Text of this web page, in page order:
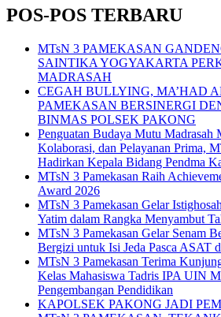
POS-POS TERBARU
MTsN 3 PAMEKASAN
SAINTIKA YOGYAKARTA
MADRASAH
CEGAH BULLYING, MA’HAD
PAMEKASAN BERSINERGI
BINMAS POLSEK PAKONG
Penguatan Budaya Mutu Madrasah
Kolaborasi, dan Pelayanan Prima,
Hadirkan Kepala Bidang Pendma
MTsN 3 Pamekasan Raih
Award 2026
MTsN 3 Pamekasan Gelar
Yatim dalam Rangka Menyambut
MTsN 3 Pamekasan Gelar Senam
Bergizi untuk Isi Jeda Pasca ASAT
MTsN 3 Pamekasan Terima
Kelas Mahasiswa Tadris IPA UIN
Pengembangan Pendidikan
KAPOLSEK PAKONG JADI